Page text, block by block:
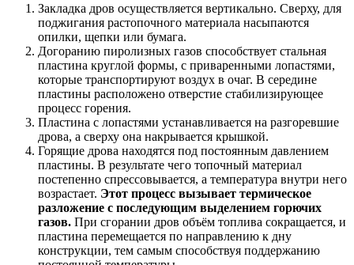
Закладка дров осуществляется вертикально. Сверху, для
поджигания растопочного материала насыпаются
опилки, щепки или бумага.
Догоранию пиролизных газов способствует стальная
пластина круглой формы, с приваренными лопастями,
которые транспортируют воздух в очаг. В середине
пластины расположено отверстие стабилизирующее
процесс горения.
Пластина с лопастями устанавливается на разгоревшие
дрова, а сверху она накрывается крышкой.
Горящие дрова находятся под постоянным давлением
пластины. В результате чего топочный материал
постепенно спрессовывается, а температура внутри него
возрастает. Этот процесс вызывает термическое
разложение с последующим выделением горючих
газов. При сгорании дров объём топлива сокращается, и
пластина перемещается по направлению к дну
конструкции, тем самым способствуя поддержанию